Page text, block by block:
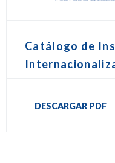
Catálogo de
DESCARGAR PDF